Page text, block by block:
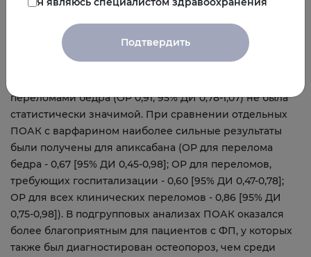
ПОАК, как правило, были менее подвержены риску
переломов, требующих госпитализации (отношение
рисков [ОР] 0,87; 95% ДИ 0,79-0,96), и всех клинических
переломами бедра (ОР 0,91; 95% ДИ 0,78-1,07) не была
статистически значимой. При сравнении отдельных
ПОАК с варфарином наиболее сильные результаты
были получены для апиксабана (ОР для перелома
бедра - 0,67 [95% ДИ 0,45-0,98]; ОР для переломов,
требующих госпитализации - 0,60 [95% ДИ 0,47-0,78];
ОР для всех клинических переломов - 0,86 [95% ДИ
0,75-0,98]). В подгрупповых анализах ПОАК оказался
более благоприятным для пациентов с ФП, у которых
также был диагностирован остеопороз, чем среди
Подтвердить